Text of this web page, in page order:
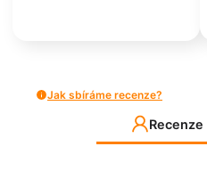
Jak sbíráme recenze?